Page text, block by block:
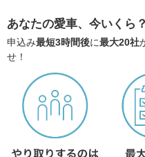
あなたの愛車、今いくら？
申込み最短3時間後に最大20社
せ！